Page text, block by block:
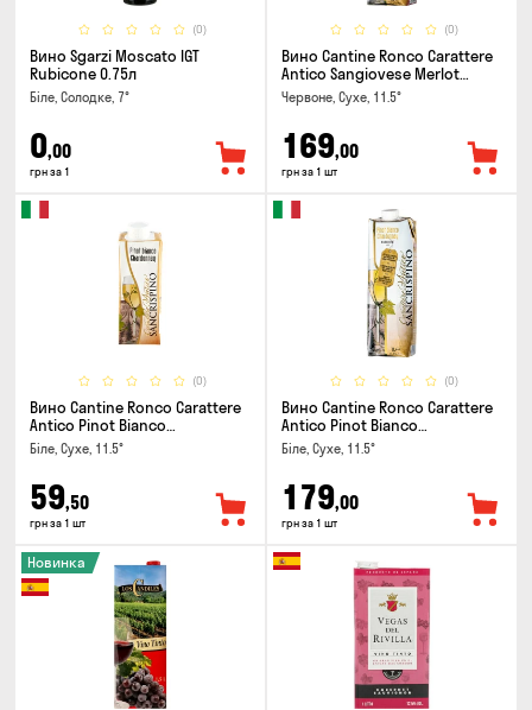
(0)
Вино Sgarzi Moscato IGT
Rubicone 0.75л
Біле, Солодке, 7°
0,00
грн за 1
(0)
Вино Cantine Ronco Carattere
Antico Sangiovese Merlot
Rubicone IGT 1л
Червоне, Сухе, 11.5°
169,00
грн за 1 шт
(0)
Вино Cantine Ronco Carattere
Antico Pinot Bianco
Chardonnay Rubicone IGT 0.25л
Біле, Сухе, 11.5°
59,50
грн за 1 шт
(0)
Вино Cantine Ronco Carattere
Antico Pinot Bianco
Chardonnay Rubicone IGT 1л
Біле, Сухе, 11.5°
179,00
грн за 1 шт
Новинка